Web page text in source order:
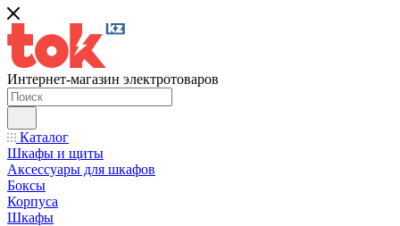
Интернет-магазин электротоваров
Каталог
Шкафы и щиты
Аксессуары для шкафов
Боксы
Корпуса
Шкафы